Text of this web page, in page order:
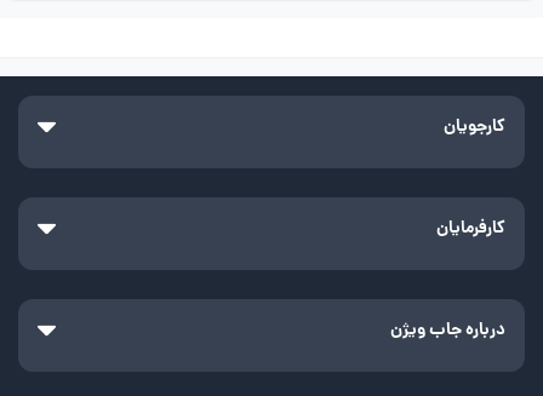
کارجویان
کارفرمایان
درباره جاب ویژن